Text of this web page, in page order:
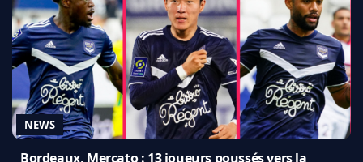
NEWS
Bordeaux, Mercato : 13 joueurs poussés vers la